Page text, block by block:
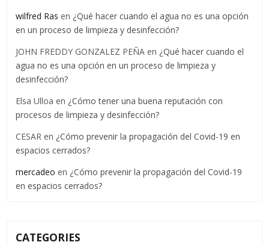
wilfred Ras en ¿Qué hacer cuando el agua no es una opción
en un proceso de limpieza y desinfección?
JOHN FREDDY GONZALEZ PEÑA en ¿Qué hacer cuando el
agua no es una opción en un proceso de limpieza y
desinfección?
Elsa Ulloa en ¿Cómo tener una buena reputación con
procesos de limpieza y desinfección?
CESAR en ¿Cómo prevenir la propagación del Covid-19 en
espacios cerrados?
mercadeo en ¿Cómo prevenir la propagación del Covid-19
en espacios cerrados?
CATEGORIES